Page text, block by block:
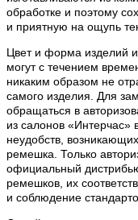
обработке и поэтому
и приятную на ощупь
Цвет и форма изделий
могут с течением
никаким образом не
самого изделия. Для
обращаться в
из салонов «Интерчас»
неудобств,
ремешка. Только
официальный
ремешков, их
и соблюдение